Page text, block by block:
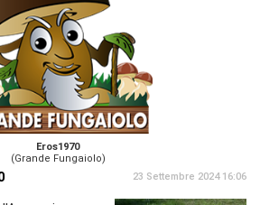
Eros1970
(Grande Fungaiolo)
23 Settembre 2024 16:06